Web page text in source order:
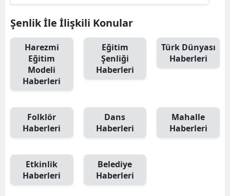
Şenlik İle İlişkili Konular
Harezmi
Eğitim
Modeli
Haberleri
Eğitim
Şenliği
Haberleri
Türk Dünyası
Haberleri
Folklör
Haberleri
Dans
Haberleri
Mahalle
Haberleri
Etkinlik
Haberleri
Belediye
Haberleri